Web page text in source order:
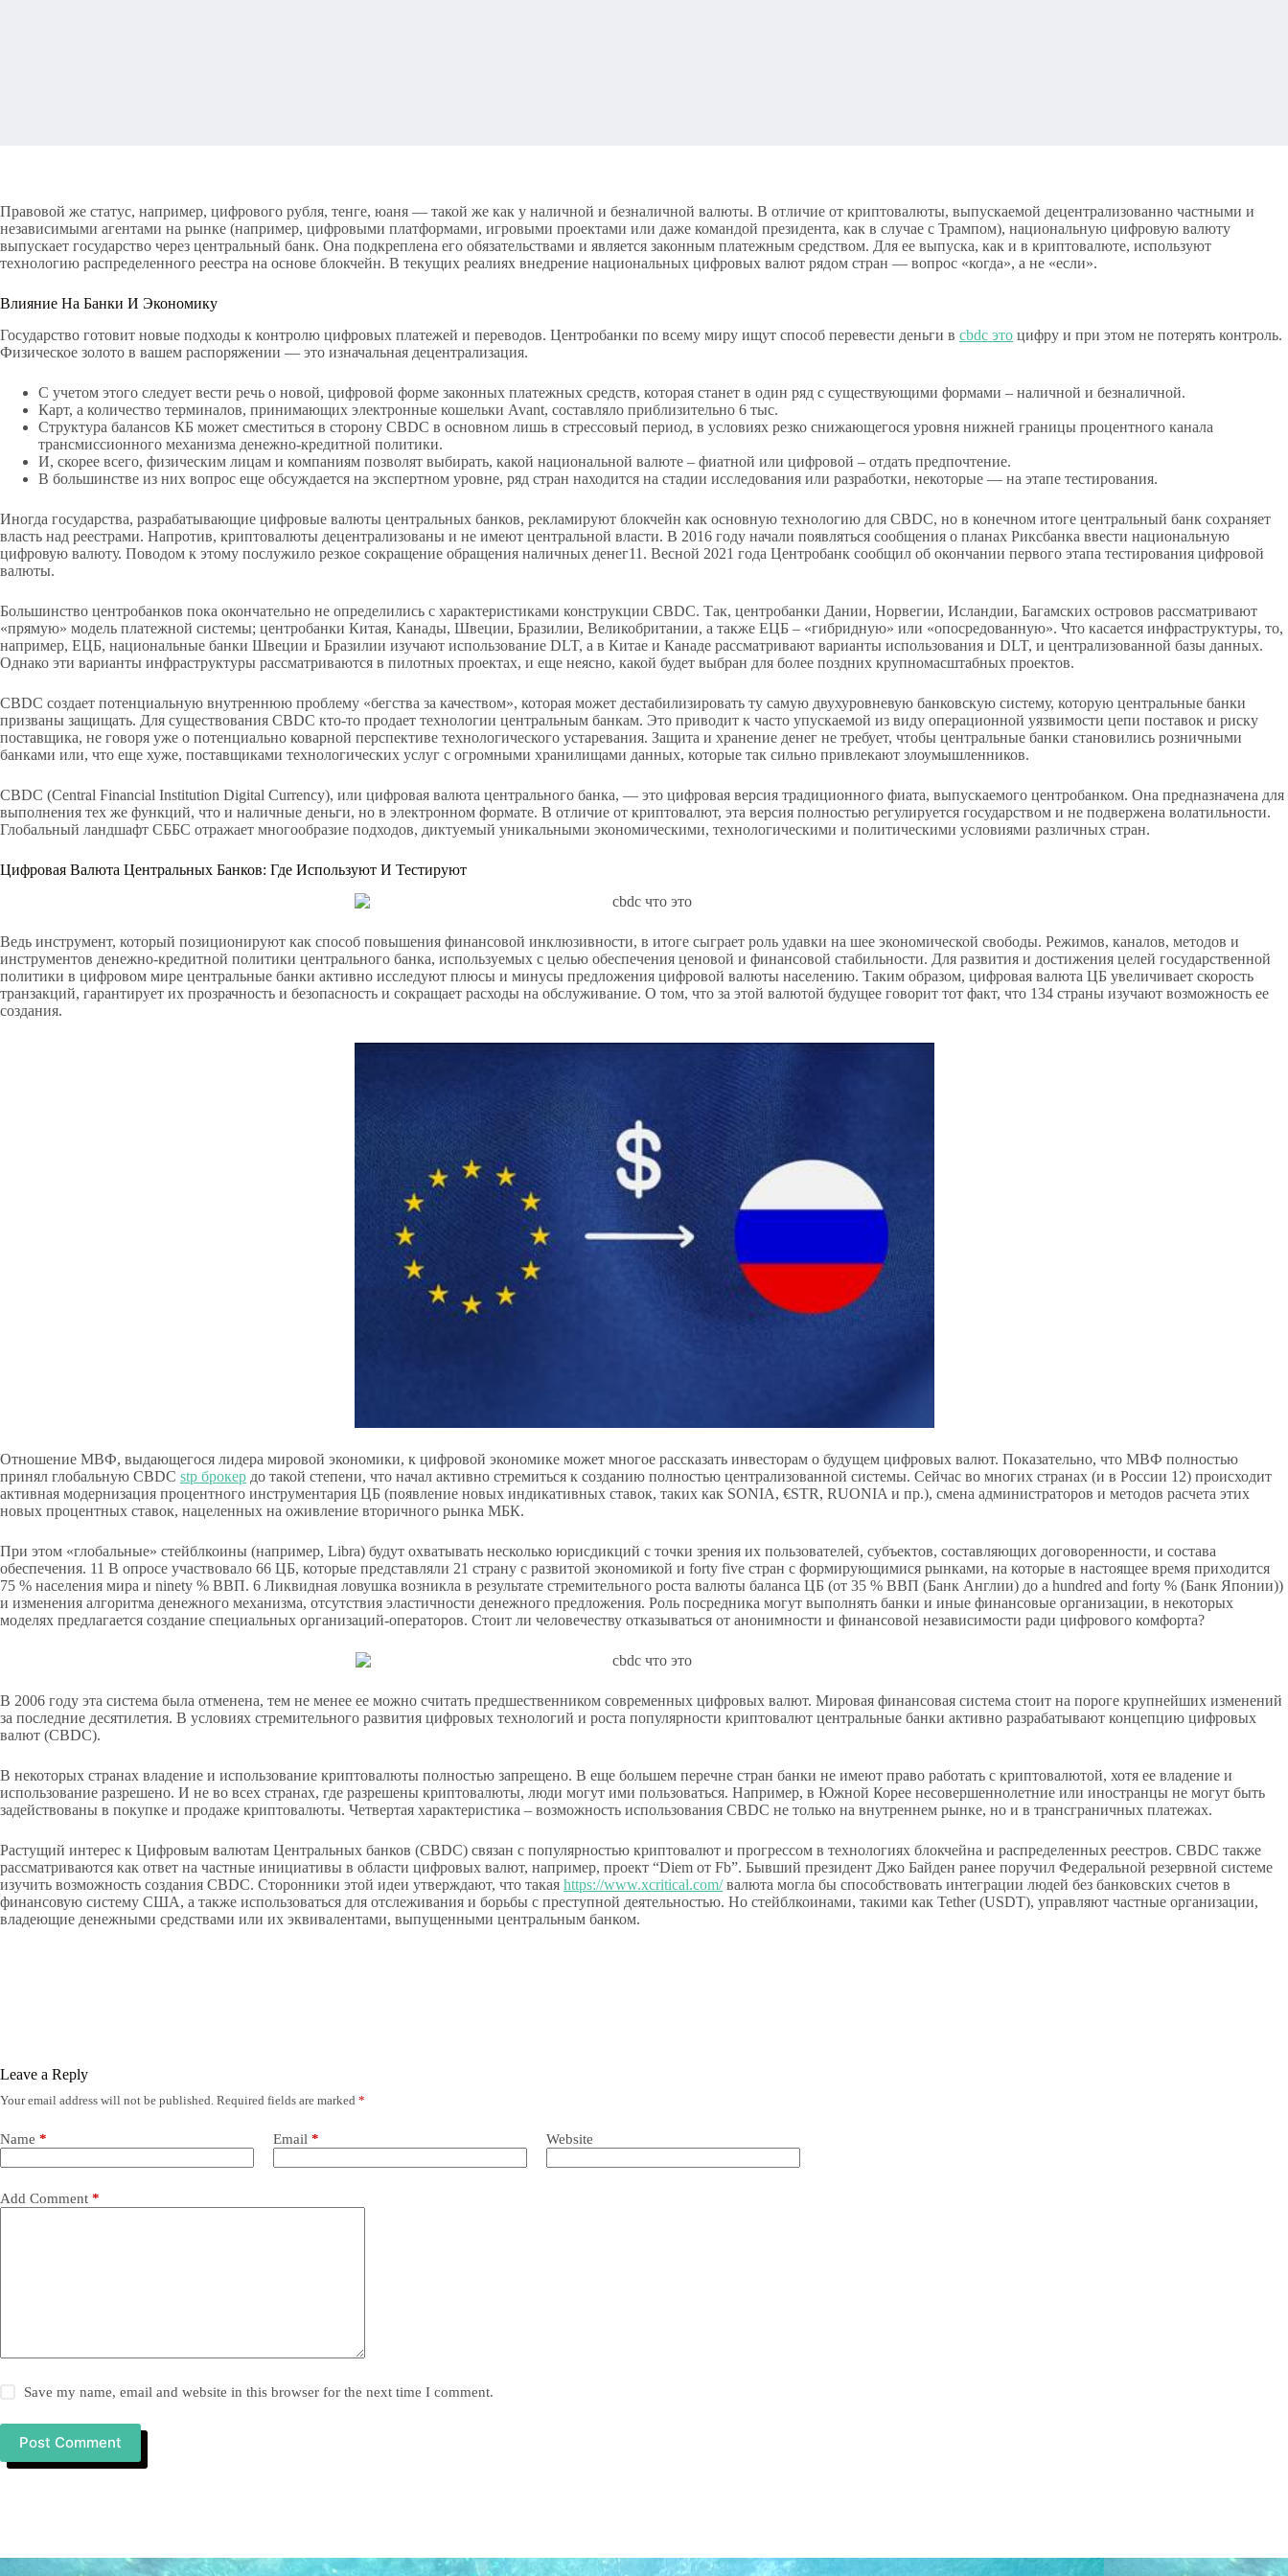
Правовой же статус, например, цифрового рубля, тенге, юаня — такой же как у наличной и безналичной валюты. В отличие от криптовалюты, выпускаемой децентрализованно частными и
независимыми агентами на рынке (например, цифровыми платформами, игровыми проектами или даже командой президента, как в случае с Трампом), национальную цифровую валюту
выпускает государство через центральный банк. Она подкреплена его обязательствами и является законным платежным средством. Для ее выпуска, как и в криптовалюте, используют
технологию распределенного реестра на основе блокчейн. В текущих реалиях внедрение национальных цифровых валют рядом стран — вопрос «когда», а не «если».
Влияние На Банки И Экономику
Государство готовит новые подходы к контролю цифровых платежей и переводов. Центробанки по всему миру ищут способ перевести деньги в cbdc это цифру и при этом не потерять контроль.
Физическое золото в вашем распоряжении — это изначальная децентрализация.
С учетом этого следует вести речь о новой, цифровой форме законных платежных средств, которая станет в один ряд с существующими формами – наличной и безналичной.
Карт, а количество терминалов, принимающих электронные кошельки Avant, составляло приблизительно 6 тыс.
Структура балансов КБ может сместиться в сторону CBDC в основном лишь в стрессовый период, в условиях резко снижающегося уровня нижней границы процентного канала
трансмиссионного механизма денежно-кредитной политики.
И, скорее всего, физическим лицам и компаниям позволят выбирать, какой национальной валюте – фиатной или цифровой – отдать предпочтение.
В большинстве из них вопрос еще обсуждается на экспертном уровне, ряд стран находится на стадии исследования или разработки, некоторые — на этапе тестирования.
Иногда государства, разрабатывающие цифровые валюты центральных банков, рекламируют блокчейн как основную технологию для CBDC, но в конечном итоге центральный банк сохраняет
власть над реестрами. Напротив, криптовалюты децентрализованы и не имеют центральной власти. В 2016 году начали появляться сообщения о планах Риксбанка ввести национальную
цифровую валюту. Поводом к этому послужило резкое сокращение обращения наличных денег11. Весной 2021 года Центробанк сообщил об окончании первого этапа тестирования цифровой
валюты.
Большинство центробанков пока окончательно не определились с характеристиками конструкции CBDC. Так, центробанки Дании, Норвегии, Исландии, Багамских островов рассматривают
«прямую» модель платежной системы; центробанки Китая, Канады, Швеции, Бразилии, Великобритании, а также ЕЦБ – «гибридную» или «опосредованную». Что касается инфраструктуры, то,
например, ЕЦБ, национальные банки Швеции и Бразилии изучают использование DLT, а в Китае и Канаде рассматривают варианты использования и DLT, и централизованной базы данных.
Однако эти варианты инфраструктуры рассматриваются в пилотных проектах, и еще неясно, какой будет выбран для более поздних крупномасштабных проектов.
CBDC создает потенциальную внутреннюю проблему «бегства за качеством», которая может дестабилизировать ту самую двухуровневую банковскую систему, которую центральные банки
призваны защищать. Для существования CBDC кто-то продает технологии центральным банкам. Это приводит к часто упускаемой из виду операционной уязвимости цепи поставок и риску
поставщика, не говоря уже о потенциально коварной перспективе технологического устаревания. Защита и хранение денег не требует, чтобы центральные банки становились розничными
банками или, что еще хуже, поставщиками технологических услуг с огромными хранилищами данных, которые так сильно привлекают злоумышленников.
CBDC (Central Financial Institution Digital Currency), или цифровая валюта центрального банка, — это цифровая версия традиционного фиата, выпускаемого центробанком. Она предназначена для
выполнения тех же функций, что и наличные деньги, но в электронном формате. В отличие от криптовалют, эта версия полностью регулируется государством и не подвержена волатильности.
Глобальный ландшафт СББС отражает многообразие подходов, диктуемый уникальными экономическими, технологическими и политическими условиями различных стран.
Цифровая Валюта Центральных Банков: Где Используют И Тестируют
Ведь инструмент, который позиционируют как способ повышения финансовой инклюзивности, в итоге сыграет роль удавки на шее экономической свободы. Режимов, каналов, методов и
инструментов денежно-кредитной политики центрального банка, используемых с целью обеспечения ценовой и финансовой стабильности. Для развития и достижения целей государственной
политики в цифровом мире центральные банки активно исследуют плюсы и минусы предложения цифровой валюты населению. Таким образом, цифровая валюта ЦБ увеличивает скорость
транзакций, гарантирует их прозрачность и безопасность и сокращает расходы на обслуживание. О том, что за этой валютой будущее говорит тот факт, что 134 страны изучают возможность ее
создания.
Отношение МВФ, выдающегося лидера мировой экономики, к цифровой экономике может многое рассказать инвесторам о будущем цифровых валют. Показательно, что МВФ полностью
принял глобальную CBDC stp брокер до такой степени, что начал активно стремиться к созданию полностью централизованной системы. Сейчас во многих странах (и в России 12) происходит
активная модернизация процентного инструментария ЦБ (появление новых индикативных ставок, таких как SONIA, €STR, RUONIA и пр.), смена администраторов и методов расчета этих
новых процентных ставок, нацеленных на оживление вторичного рынка МБК.
При этом «глобальные» стейблкоины (например, Libra) будут охватывать несколько юрисдикций с точки зрения их пользователей, субъектов, составляющих договоренности, и состава
обеспечения. 11 В опросе участвовало 66 ЦБ, которые представляли 21 страну с развитой экономикой и forty five стран с формирующимися рынками, на которые в настоящее время приходится
75 % населения мира и ninety % ВВП. 6 Ликвидная ловушка возникла в результате стремительного роста валюты баланса ЦБ (от 35 % ВВП (Банк Англии) до a hundred and forty % (Банк Японии))
и изменения алгоритма денежного механизма, отсутствия эластичности денежного предложения. Роль посредника могут выполнять банки и иные финансовые организации, в некоторых
моделях предлагается создание специальных организаций-операторов. Стоит ли человечеству отказываться от анонимности и финансовой независимости ради цифрового комфорта?
В 2006 году эта система была отменена, тем не менее ее можно считать предшественником современных цифровых валют. Мировая финансовая система стоит на пороге крупнейших изменений
за последние десятилетия. В условиях стремительного развития цифровых технологий и роста популярности криптовалют центральные банки активно разрабатывают концепцию цифровых
валют (CBDC).
В некоторых странах владение и использование криптовалюты полностью запрещено. В еще большем перечне стран банки не имеют право работать с криптовалютой, хотя ее владение и
использование разрешено. И не во всех странах, где разрешены криптовалюты, люди могут ими пользоваться. Например, в Южной Корее несовершеннолетние или иностранцы не могут быть
задействованы в покупке и продаже криптовалюты. Четвертая характеристика – возможность использования CBDC не только на внутреннем рынке, но и в трансграничных платежах.
Растущий интерес к Цифровым валютам Центральных банков (CBDC) связан с популярностью криптовалют и прогрессом в технологиях блокчейна и распределенных реестров. CBDC также
рассматриваются как ответ на частные инициативы в области цифровых валют, например, проект “Diem от Fb”. Бывший президент Джо Байден ранее поручил Федеральной резервной системе
изучить возможность создания CBDC. Сторонники этой идеи утверждают, что такая https://www.xcritical.com/валюта могла бы способствовать интеграции людей без банковских счетов в
финансовую систему США, а также использоваться для отслеживания и борьбы с преступной деятельностью. Но стейблкоинами, такими как Tether (USDT), управляют частные организации,
владеющие денежными средствами или их эквивалентами, выпущенными центральным банком.
Leave a Reply
Your email address will not be published. Required fields are marked *
Name * Email * Website
Add Comment *
Save my name, email and website in this browser for the next time I comment.
Post Comment